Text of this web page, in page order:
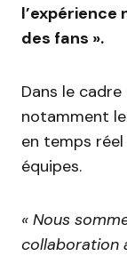
l’expérience
des fans ».
Dans le
notamment
en temps
équipes.
« Nous
collaboration